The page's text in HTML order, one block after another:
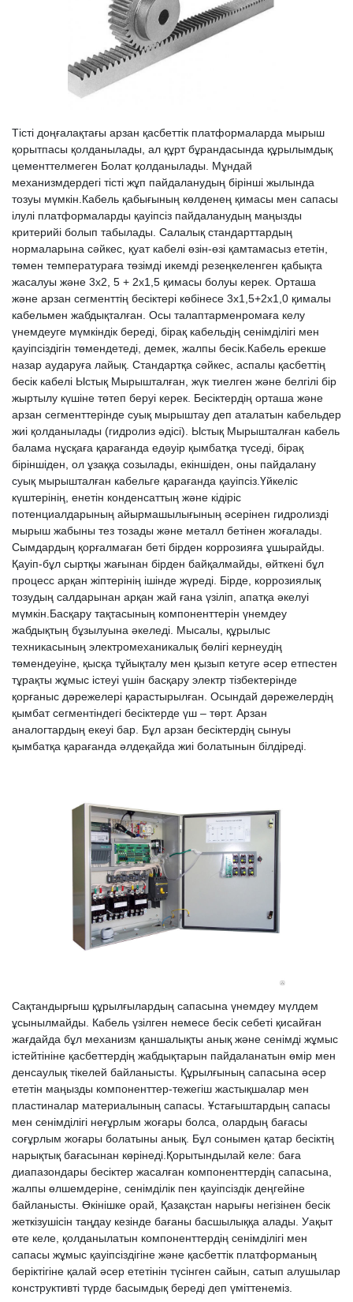
Тісті доңғалақтағы арзан қасбеттік платформаларда мырыш
қорытпасы қолданылады, ал құрт бұрандасында құрылымдық
цементтелмеген Болат қолданылады. Мұндай
механизмдердегі тісті жұп пайдаланудың бірінші жылында
тозуы мүмкін.Кабель қабығының көлденең қимасы мен сапасы
ілулі платформаларды қауіпсіз пайдаланудың маңызды
критерийі болып табылады. Салалық стандарттардың
нормаларына сәйкес, қуат кабелі өзін-өзі қамтамасыз ететін,
төмен температураға төзімді икемді резеңкеленген қабықта
жасалуы және 3х2, 5 + 2х1,5 қимасы болуы керек. Орташа
және арзан сегменттің бесіктері көбінесе 3х1,5+2х1,0 қималы
кабельмен жабдықталған. Осы талаптарменромаға келу
үнемдеуге мүмкіндік береді, бірақ кабельдің сенімділігі мен
қауіпсіздігін төмендетеді, демек, жалпы бесік.Кабель ерекше
назар аударуға лайық. Стандартқа сәйкес, аспалы қасбеттің
бесік кабелі Ыстық Мырышталған, жүк тиелген және белгілі бір
жыртылу күшіне төтеп беруі керек. Бесіктердің орташа және
арзан сегменттерінде суық мырыштау деп аталатын кабельдер
жиі қолданылады (гидролиз әдісі). Ыстық Мырышталған кабель
балама нұсқаға қарағанда едәуір қымбатқа түседі, бірақ
біріншіден, ол ұзаққа созылады, екіншіден, оны пайдалану
суық мырышталған кабельге қарағанда қауіпсіз.Үйкеліс
күштерінің, енетін конденсаттың және кідіріс
потенциалдарының айырмашылығының әсерінен гидролизді
мырыш жабыны тез тозады және металл бетінен жоғалады.
Сымдардың қорғалмаған беті бірден коррозияға ұшырайды.
Қауіп-бұл сыртқы жағынан бірден байқалмайды, өйткені бұл
процесс арқан жіптерінің ішінде жүреді. Бірде, коррозиялық
тозудың салдарынан арқан жай ғана үзіліп, апатқа әкелуі
мүмкін.Басқару тақтасының компоненттерін үнемдеу
жабдықтың бұзылуына әкеледі. Мысалы, құрылыс
техникасының электромеханикалық бөлігі кернеудің
төмендеуіне, қысқа тұйықталу мен қызып кетуге әсер етпестен
тұрақты жұмыс істеуі үшін басқару электр тізбектерінде
қорғаныс дәрежелері қарастырылған. Осындай дәрежелердің
қымбат сегментіндегі бесіктерде үш – төрт. Арзан
аналогтардың екеуі бар. Бұл арзан бесіктердің сынуы
қымбатқа қарағанда әлдеқайда жиі болатынын білдіреді.
Сақтандырғыш құрылғылардың сапасына үнемдеу мүлдем
ұсынылмайды. Кабель үзілген немесе бесік себеті қисайған
жағдайда бұл механизм қаншалықты анық және сенімді жұмыс
істейтініне қасбеттердің жабдықтарын пайдаланатын өмір мен
денсаулық тікелей байланысты. Құрылғының сапасына әсер
ететін маңызды компоненттер-тежегіш жастықшалар мен
пластиналар материалының сапасы. Ұстағыштардың сапасы
мен сенімділігі неғұрлым жоғары болса, олардың бағасы
соғұрлым жоғары болатыны анық. Бұл сонымен қатар бесіктің
нарықтық бағасынан көрінеді.Қорытындылай келе: баға
диапазондары бесіктер жасалған компоненттердің сапасына,
жалпы өлшемдеріне, сенімділік пен қауіпсіздік деңгейіне
байланысты. Өкінішке орай, Қазақстан нарығы негізінен бесік
жеткізушісін таңдау кезінде бағаны басшылыққа алады. Уақыт
өте келе, қолданылатын компоненттердің сенімділігі мен
сапасы жұмыс қауіпсіздігіне және қасбеттік платформаның
беріктігіне қалай әсер ететінін түсінген сайын, сатып алушылар
конструктивті түрде басымдық береді деп үміттенеміз.